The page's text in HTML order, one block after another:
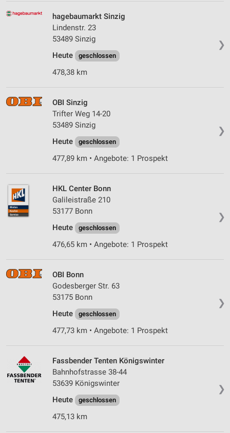
❯
hagebaumarkt Sinzig
Lindenstr. 23
53489 Sinzig
Heute
geschlossen
478,38 km
❯
OBI Sinzig
Trifter Weg 14-20
53489 Sinzig
Heute
geschlossen
477,89 km • Angebote: 1 Prospekt
❯
HKL Center Bonn
Galileistraße 210
53177 Bonn
Heute
geschlossen
476,65 km • Angebote: 1 Prospekt
❯
OBI Bonn
Godesberger Str. 63
53175 Bonn
Heute
geschlossen
477,73 km • Angebote: 1 Prospekt
❯
Fassbender Tenten Königswinter
Bahnhofstrasse 38-44
53639 Königswinter
Heute
geschlossen
475,13 km